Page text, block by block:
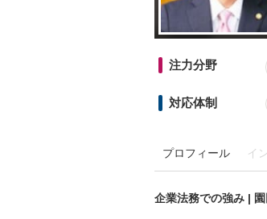
注力分野
対応体制
プロフィール イ
企業法務での強み |